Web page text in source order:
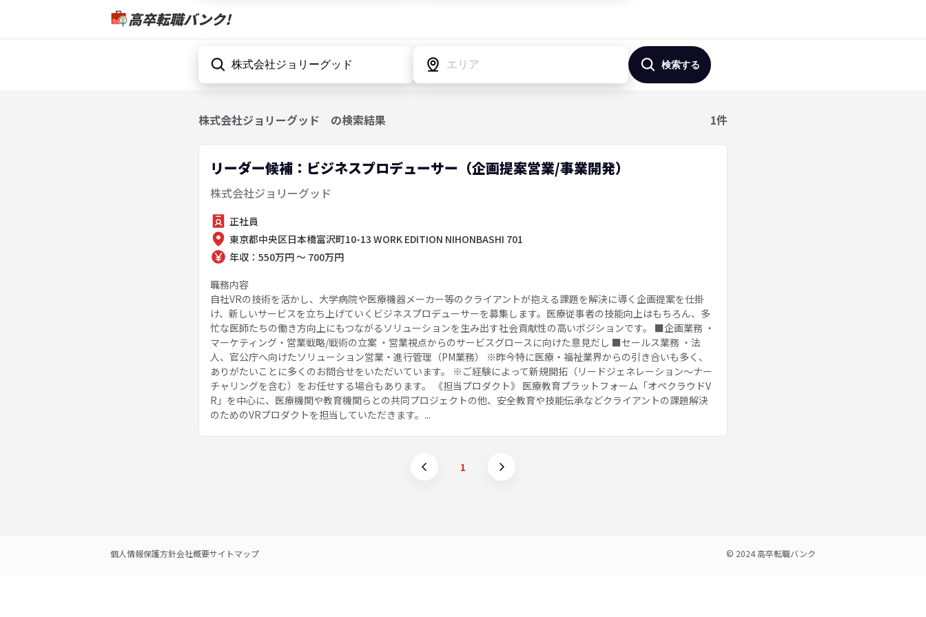
高卒転職バンク!
検索する
株式会社ジョリーグッド の検索結果 1件
リーダー候補：ビジネスプロデューサー（企画提案営業/事業開発）
株式会社ジョリーグッド
正社員
東京都中央区日本橋富沢町10-13 WORK EDITION NIHONBASHI 701
年収：550万円 ～ 700万円
職務内容
自社VRの技術を活かし、大学病院や医療機器メーカー等のクライアントが抱える課題を解決に導く企画提案を仕掛
け、新しいサービスを立ち上げていくビジネスプロデューサーを募集します。医療従事者の技能向上はもちろん、多
忙な医師たちの働き方向上にもつながるソリューションを生み出す社会貢献性の高いポジションです。 ■企画業務 ・
マーケティング・営業戦略/戦術の立案 ・営業視点からのサービスグロースに向けた意見だし ■セールス業務 ・法
人、官公庁へ向けたソリューション営業・進行管理（PM業務） ※昨今特に医療・福祉業界からの引き合いも多く、
ありがたいことに多くのお問合せをいただいています。 ※ご経験によって新規開拓（リードジェネレーション～ナー
チャリングを含む）をお任せする場合もあります。 《担当プロダクト》 医療教育プラットフォーム「オペクラウドV
R」を中心に、医療機関や教育機関らとの共同プロジェクトの他、安全教育や技能伝承などクライアントの課題解決
のためのVRプロダクトを担当していただきます。...
1
個人情報保護方針会社概要サイトマップ © 2024 高卒転職バンク